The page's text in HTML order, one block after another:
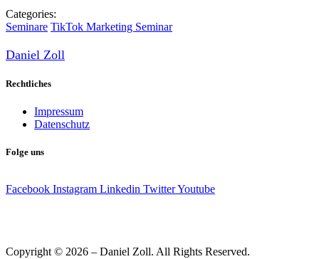
Categories:
Seminare TikTok Marketing Seminar
Daniel Zoll
Rechtliches
Impressum
Datenschutz
Folge uns
Facebook Instagram Linkedin TwitterYoutube
Copyright © 2026 – Daniel Zoll. All Rights Reserved.